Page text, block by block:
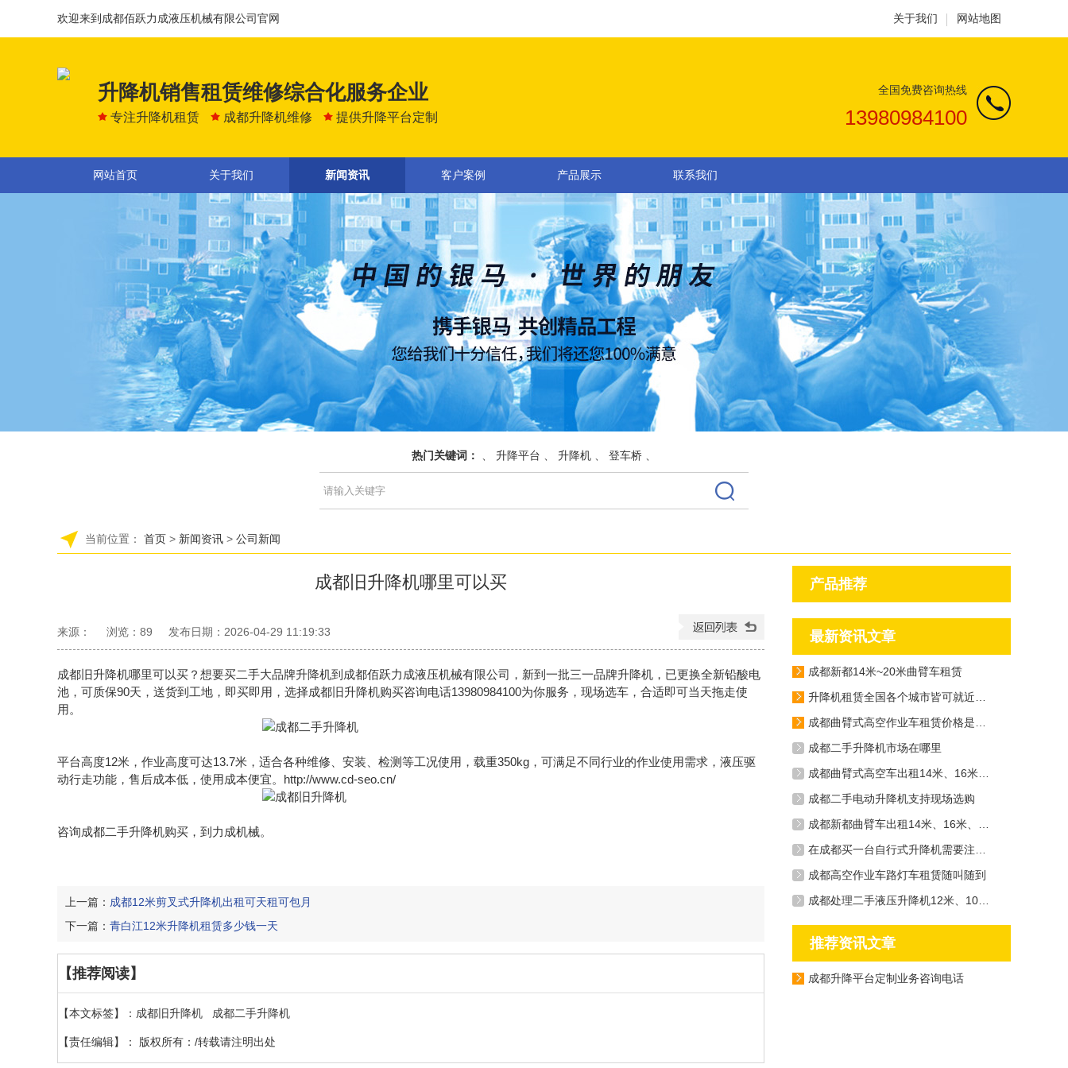
关于我们 网站地图
欢迎来到成都佰跃力成液压机械有限公司官网
升降机销售租赁维修综合化服务企业
专注升降机租赁 成都升降机维修 提供升降平台定制
全国免费咨询热线
13980984100
网站首页 关于我们 新闻资讯 客户案例 产品展示 联系我们
热门关键词： 升降平台 升降机 登车桥
当前位置： 首页 > 新闻资讯 > 公司新闻
成都旧升降机哪里可以买
来源： 浏览： 89 发布日期：2026-04-29 11:19:33
成都旧升降机哪里可以买？想要买二手大品牌升降机到成都佰跃力成液压机械有限公司，新到一批三一品牌升降机，已更换全新铅酸电
池，可质保90天，送货到工地，即买即用，选择成都旧升降机购买咨询电话13980984100为你服务，现场选车，合适即可当天拖走使
用。
平台高度12米，作业高度可达13.7米，适合各种维修、安装、检测等工况使用，载重350kg，可满足不同行业的作业使用需求，液压驱
动行走功能，售后成本低，使用成本便宜。http://www.cd-seo.cn/
咨询成都二手升降机购买，到力成机械。
上一篇： 成都12米剪叉式升降机出租可天租可包月
下一篇： 青白江12米升降机租赁多少钱一天
【推荐阅读】
【本文标签】： 成都旧升降机 成都二手升降机
【责任编辑】： 版权所有：/转载请注明出处
产品推荐
最新资讯文章
成都新都14米~20米曲臂车租赁
成都二手升降机市场在哪里
成都二手电动升降机支持现场选购
成都高空作业车路灯车租赁随叫随到
推荐资讯文章
成都升降平台定制业务咨询电话